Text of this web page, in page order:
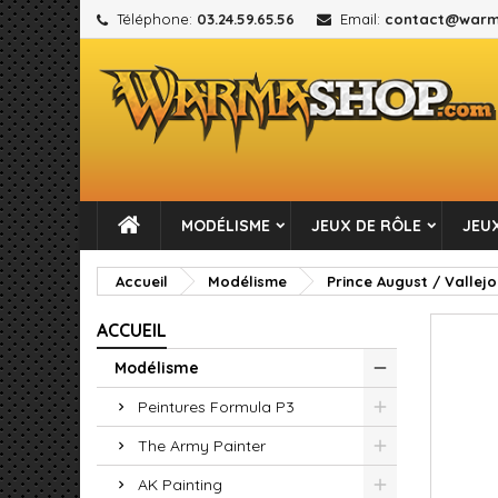
Téléphone: 03.24.59.65.56 Email:
MODÉLISME JEUX DE RÔLE
Accueil Modélisme Prince August / Vallejo
ACCUEIL
Modélisme
Peintures Formula P3
The Army Painter
AK Painting
add_circle_outline